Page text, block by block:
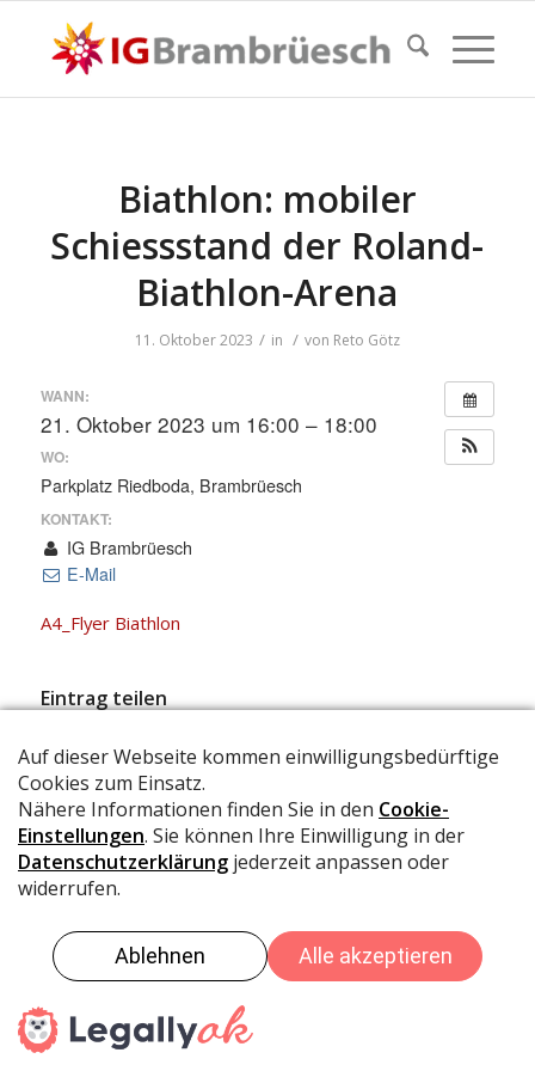
Biathlon: mobiler
Schiessstand der Roland-
Biathlon-Arena
11. Oktober 2023 / in / von Reto Götz
WANN:
21. Oktober 2023 um 16:00 – 18:00
WO:
Parkplatz Riedboda, Brambrüesch
KONTAKT:
IG Brambrüesch
E-Mail
A4_Flyer Biathlon
Eintrag teilen
© IG Brambrüesch